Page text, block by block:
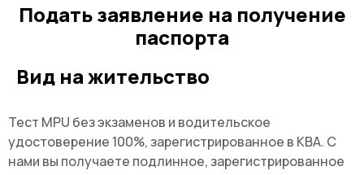
Подать заявление на получение
паспорта
Вид на жительство
Тест MPU без экзаменов и водительское
удостоверение 100%, зарегистрированное в KBA. С
нами вы получаете подлинное, зарегистрированное